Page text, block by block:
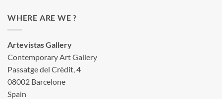
WHERE ARE WE ?
Artevistas Gallery
Contemporary Art Gallery
Passatge del Crèdit, 4
08002 Barcelone
Spain